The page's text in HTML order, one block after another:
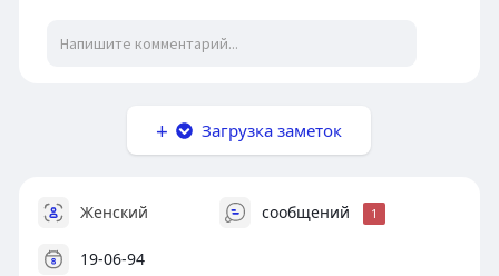
Загрузка заметок
Женский сообщений 1
19-06-94